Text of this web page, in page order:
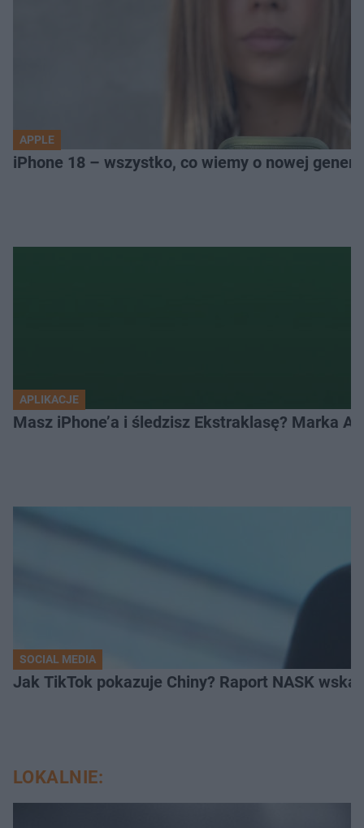
APPLE
iPhone 18 – wszystko, co wiemy o nowej
APLIKACJE
Masz iPhone’a i śledzisz Ekstraklasę? Marka
SOCIAL MEDIA
Jak TikTok pokazuje Chiny? Raport NASK
LOKALNIE: